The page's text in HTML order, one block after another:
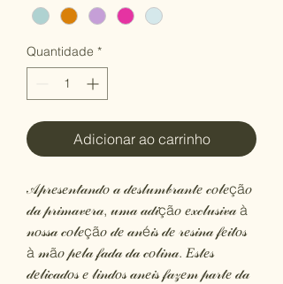
Quantidade *
Adicionar ao carrinho
𝒜𝓅𝓇𝑒𝓈𝑒𝓃𝓉𝒶𝓃𝒹𝑜 𝒶 𝒹𝑒𝓈𝓁𝓊𝓂𝒷𝓇𝒶𝓃𝓉𝑒 𝒸𝑜𝓁𝑒çã𝑜
𝒹𝒶 𝓅𝓇𝒾𝓂𝒶𝓋𝑒𝓇𝒶, 𝓊𝓂𝒶 𝒶𝒹𝒾çã𝑜 𝑒𝓍𝒸𝓁𝓊𝓈𝒾𝓋𝒶 à
𝓃𝑜𝓈𝓈𝒶 𝒸𝑜𝓁𝑒çã𝑜 𝒹𝑒 𝒶𝓃é𝒾𝓈 𝒹𝑒 𝓇𝑒𝓈𝒾𝓃𝒶 𝒻𝑒𝒾𝓉𝑜𝓈
à 𝓂ã𝑜 𝓅𝑒𝓁𝒶 𝒻𝒶𝒹𝒶 𝒹𝒶 𝒸𝑜𝓁𝒾𝓃𝒶. 𝐸𝓈𝓉𝑒𝓈
𝒹𝑒𝓁𝒾𝒸𝒶𝒹𝑜𝓈 𝑒 𝓁𝒾𝓃𝒹𝑜𝓈 𝒶𝓃𝑒𝒾𝓈 𝒻𝒶𝓏𝑒𝓂 𝓅𝒶𝓇𝓉𝑒 𝒹𝒶